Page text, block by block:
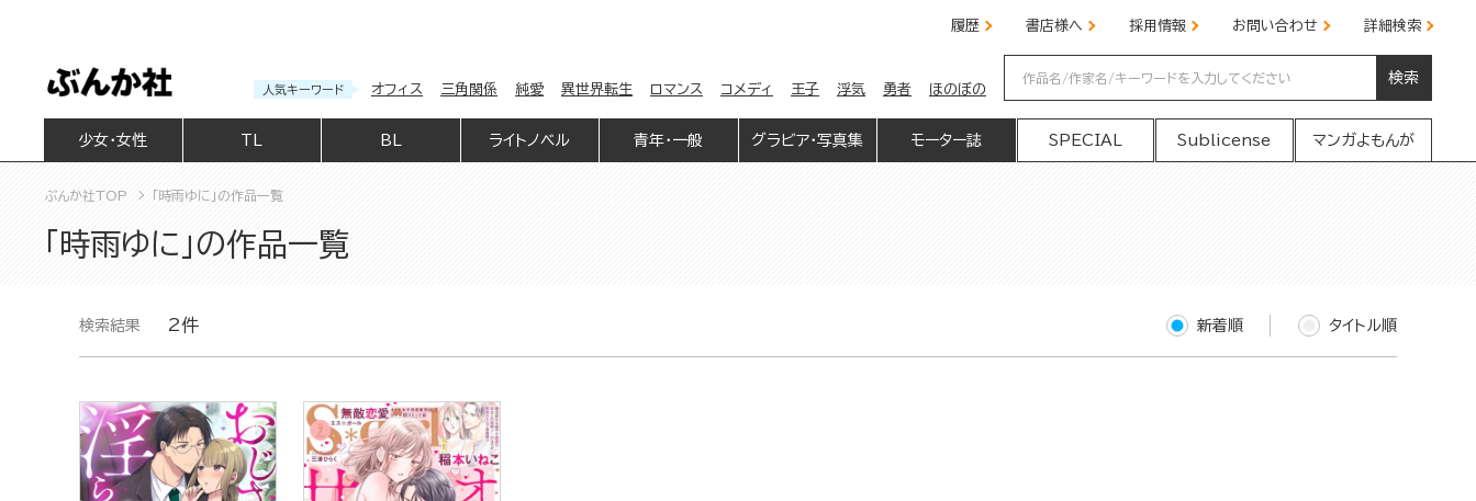
履歴 書店様へ 採用情報 お問い合わせ 詳細検索
人気キーワード オフィス 三角関係 純愛 異世界転生 ロマンス コメディ 王子 浮気 勇者 ほのぼの
検索
少女・女性 BL ライトノベル 青年・一般 グラビア・写真集 モーター誌 SPECIAL Sublicense マンガよもんが
ぶんか社TOP 「時雨ゆに」の作品一覧
「時雨ゆに」の作品一覧
検索結果 2件 新着順 タイトル順